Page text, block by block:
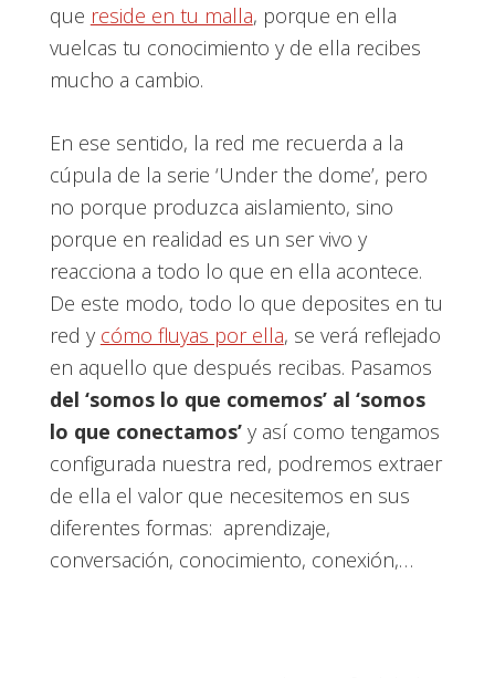
que reside en tu malla, porque en ella
vuelcas tu conocimiento y de ella recibes
mucho a cambio.
En ese sentido, la red me recuerda a la
cúpula de la serie ‘Under the dome’, pero
no porque produzca aislamiento, sino
porque en realidad es un ser vivo y
reacciona a todo lo que en ella acontece.
De este modo, todo lo que deposites en tu
red y cómo fluyas por ella, se verá reflejado
en aquello que después recibas. Pasamos
del ‘somos lo que comemos’ al ‘somos
lo que conectamos’y así como tengamos
configurada nuestra red, podremos extraer
de ella el valor que necesitemos en sus
diferentes formas: aprendizaje,
conversación, conocimiento, conexión,…